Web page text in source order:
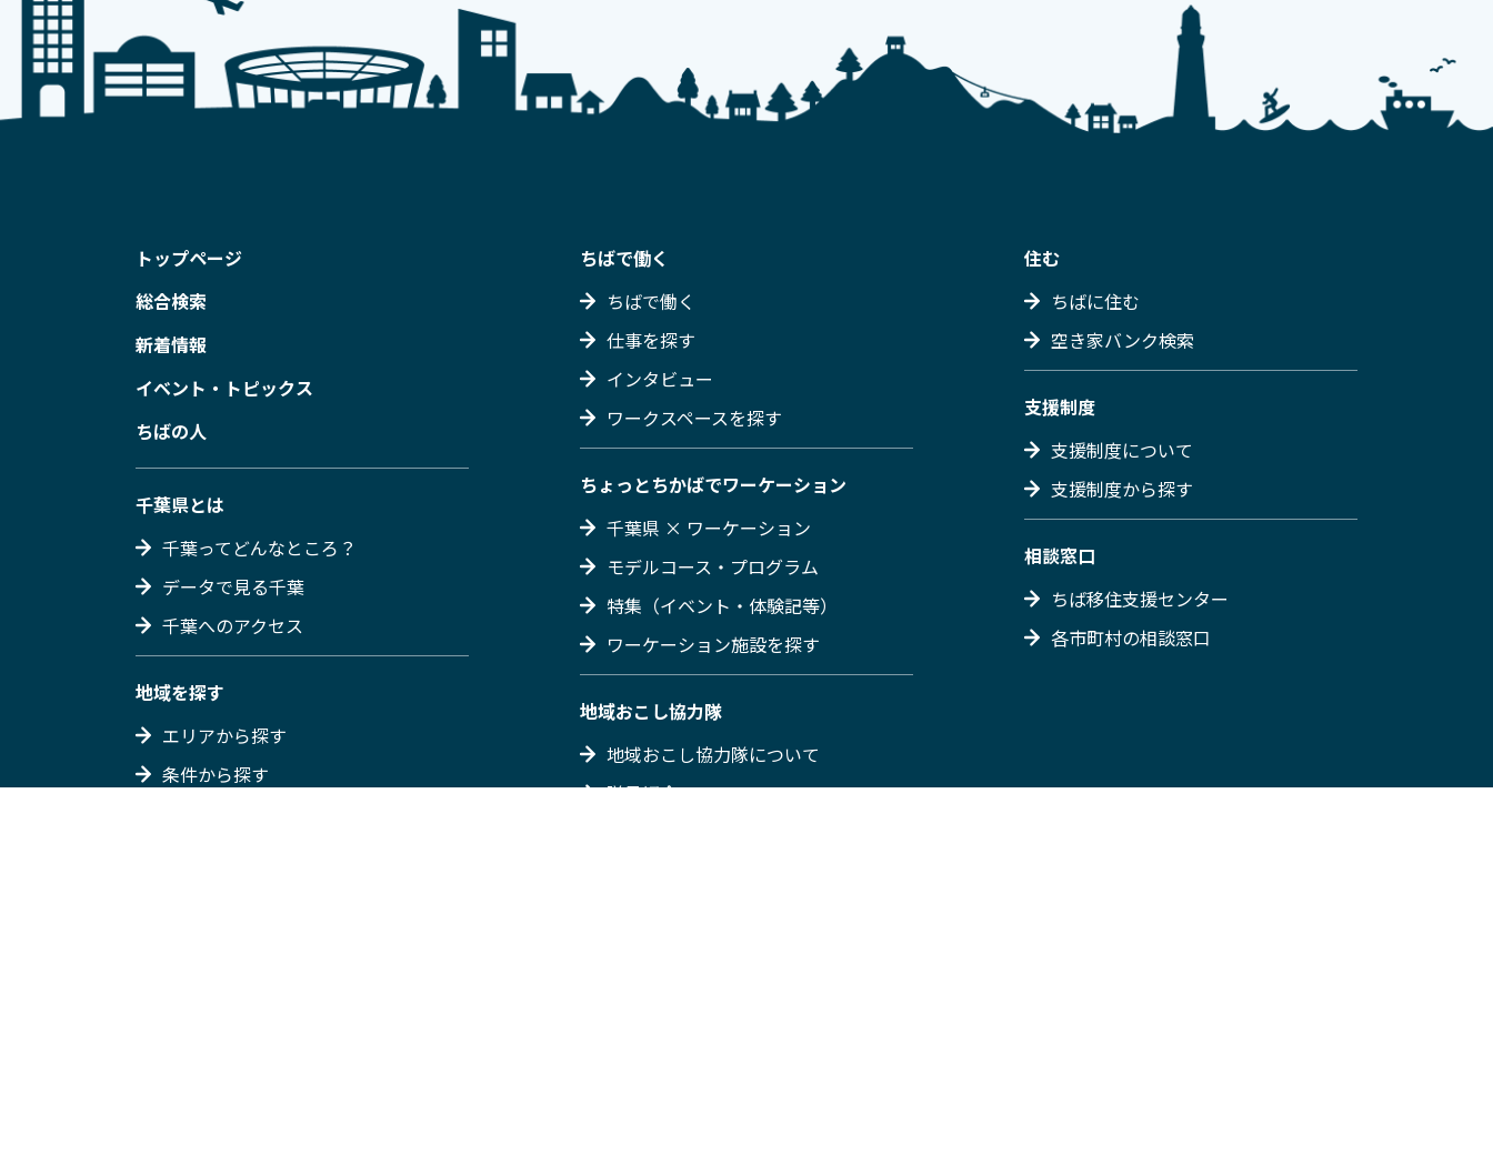
トップページ
総合検索
新着情報
イベント・トピックス
ちばの人
千葉県とは
千葉ってどんなところ？
データで見る千葉
千葉へのアクセス
地域を探す
エリアから探す
条件から探す
ちばで働く
ちばで働く
仕事を探す
インタビュー
ワークスペースを探す
ちょっとちかばでワーケーション
千葉県 × ワーケーション
モデルコース・プログラム
特集（イベント・体験記等）
ワーケーション施設を探す
地域おこし協力隊
地域おこし協力隊について
隊員紹介
住む
ちばに住む
空き家バンク検索
支援制度
支援制度について
支援制度から探す
相談窓口
ちば移住支援センター
各市町村の相談窓口